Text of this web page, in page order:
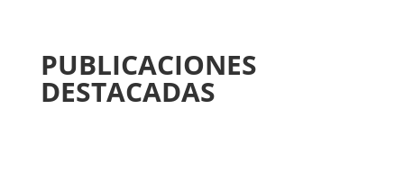
PUBLICACIONES
DESTACADAS